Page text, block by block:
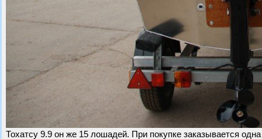
Тохатсу 9.9 он же 15 лошадей. При покупке заказывается